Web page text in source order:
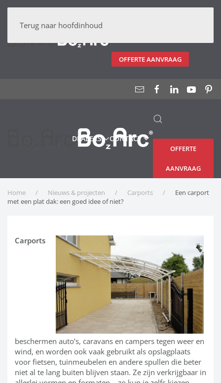
Terug naar hoofdinhoud
OFFERTE AANVRAAG
DEALERS CONTACT
OFFERTE
AANVRAAG
Home Nieuws & projecten Carports
Een carport
met een plat dak: een goed idee of niet?
Carports
beschermen auto’s, caravans en campers tegen weer en
wind, en worden ook vaak gebruikt als opslagplaats
voor fietsen, tuinmeubelen en andere spullen die beter
niet al te lang buiten blijven staan. Ze zijn verkrijgbaar in